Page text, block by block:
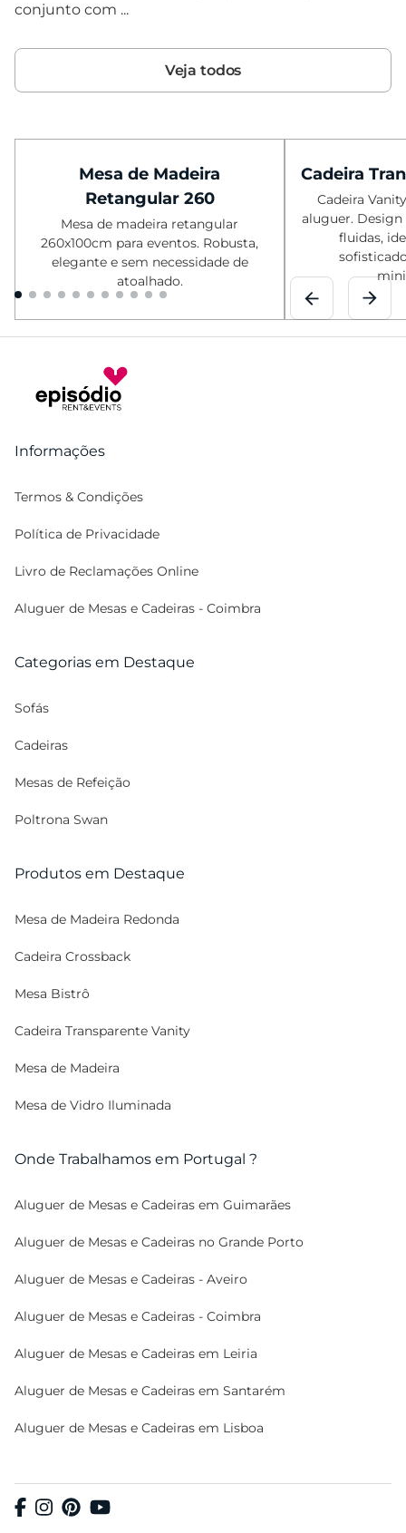
conjunto com ...
Veja todos
Mesa de Madeira
Retangular 260
Mesa de madeira retangular
260x100cm para eventos. Robusta,
elegante e sem necessidade de
atoalhado.
Cadeira
Cadeira
aluguer.
fluidas,
Informações
Termos & Condições
Política de Privacidade
Livro de Reclamações Online
Aluguer de Mesas e Cadeiras - Coimbra
Categorias em Destaque
Sofás
Cadeiras
Mesas de Refeição
Poltrona Swan
Produtos em Destaque
Mesa de Madeira Redonda
Cadeira Crossback
Mesa Bistrô
Cadeira Transparente Vanity
Mesa de Madeira
Mesa de Vidro Iluminada
Onde Trabalhamos em Portugal ?
Aluguer de Mesas e Cadeiras em Guimarães
Aluguer de Mesas e Cadeiras no Grande Porto
Aluguer de Mesas e Cadeiras - Aveiro
Aluguer de Mesas e Cadeiras - Coimbra
Aluguer de Mesas e Cadeiras em Leiria
Aluguer de Mesas e Cadeiras em Santarém
Aluguer de Mesas e Cadeiras em Lisboa